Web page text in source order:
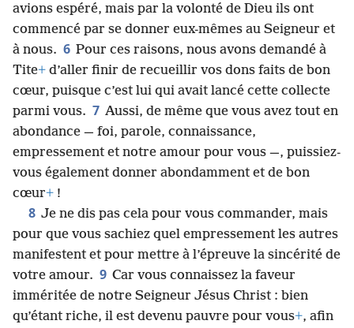
avions espéré, mais par la volonté de Dieu ils ont
commencé par se donner eux-​mêmes au Seigneur et
à nous. 6 Pour ces raisons, nous avons demandé à
Tite+ d’aller finir de recueillir vos dons faits de bon
cœur, puisque c’est lui qui avait lancé cette collecte
parmi vous. 7 Aussi, de même que vous avez tout en
abondance — foi, parole, connaissance,
empressement et notre amour pour vous —, puissiez-​
vous également donner abondamment et de bon
cœur+ !
8 Je ne dis pas cela pour vous commander, mais
pour que vous sachiez quel empressement les autres
manifestent et pour mettre à l’épreuve la sincérité de
votre amour. 9 Car vous connaissez la faveur
imméritée de notre Seigneur Jésus Christ : bien
qu’étant riche, il est devenu pauvre pour vous+, afin